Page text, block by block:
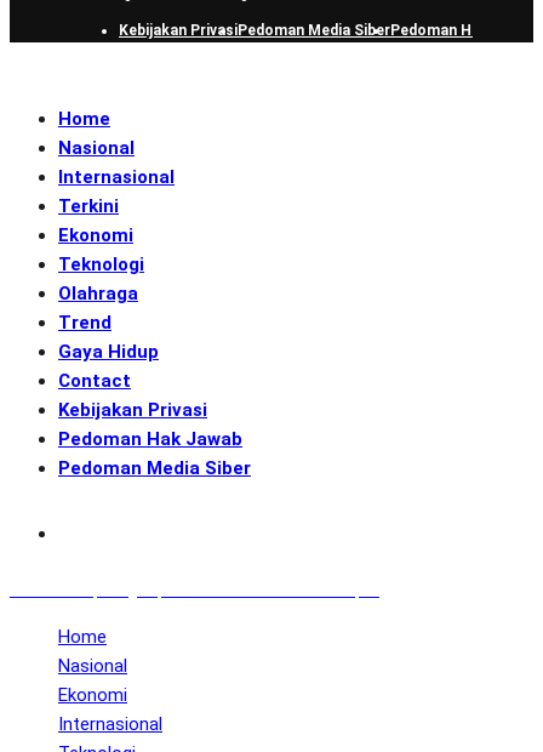
Kebijakan PrivasiPedoman Media SiberPedoman Hak Jawab
Home
Nasional
Internasional
Terkini
Ekonomi
Teknologi
Olahraga
Trend
Gaya Hidup
Contact
Kebijakan Privasi
Pedoman Hak Jawab
Pedoman Media Siber
Home
Nasional
Ekonomi
Internasional